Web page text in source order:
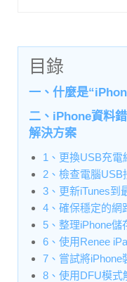
目錄
一、什麼是
二、iPhone資料
解決方案
1、更換USB充電
2、檢查電腦USB
3、更新iTunes到
4、確保穩定的網
5、整理iPhone儲
6、使用Renee
7、嘗試將iPhone
8、使用DFU模式